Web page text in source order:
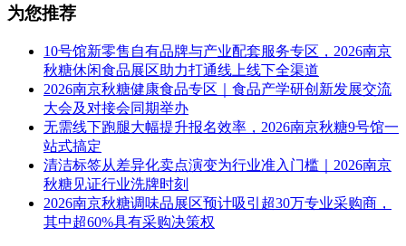
为您推荐
10号馆新零售自有品牌与产业配套服务专区，2026南京
秋糖休闲食品展区助力打通线上线下全渠道
2026南京秋糖健康食品专区｜食品产学研创新发展交流
大会及对接会同期举办
无需线下跑腿大幅提升报名效率，2026南京秋糖9号馆一
站式搞定
清洁标签从差异化卖点演变为行业准入门槛｜2026南京
秋糖见证行业洗牌时刻
2026南京秋糖调味品展区预计吸引超30万专业采购商，
其中超60%具有采购决策权